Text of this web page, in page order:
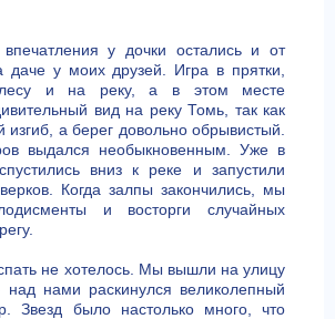
у дочки остались и от
даче у моих друзей. Игра в прятки,
лесу и на реку, а в этом месте
вид на реку Томь, так как
изгиб, а берег довольно обрывистый.
выдался необыкновенным. Уже в
вниз к реке и запустили
Когда залпы закончились, мы
и восторги случайных
не хотелось. Мы вышли на улицу
над нами раскинулся великолепный
Звезд было настолько много, что